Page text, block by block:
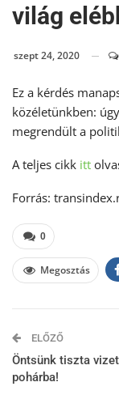
világ
szept 24, 2020
Ez a kérdés
közéletünkben:
megrendült a
A teljes cikk itt
Forrás:
0
Megosztás
ELŐZŐ
Öntsünk tiszta
pohárba!